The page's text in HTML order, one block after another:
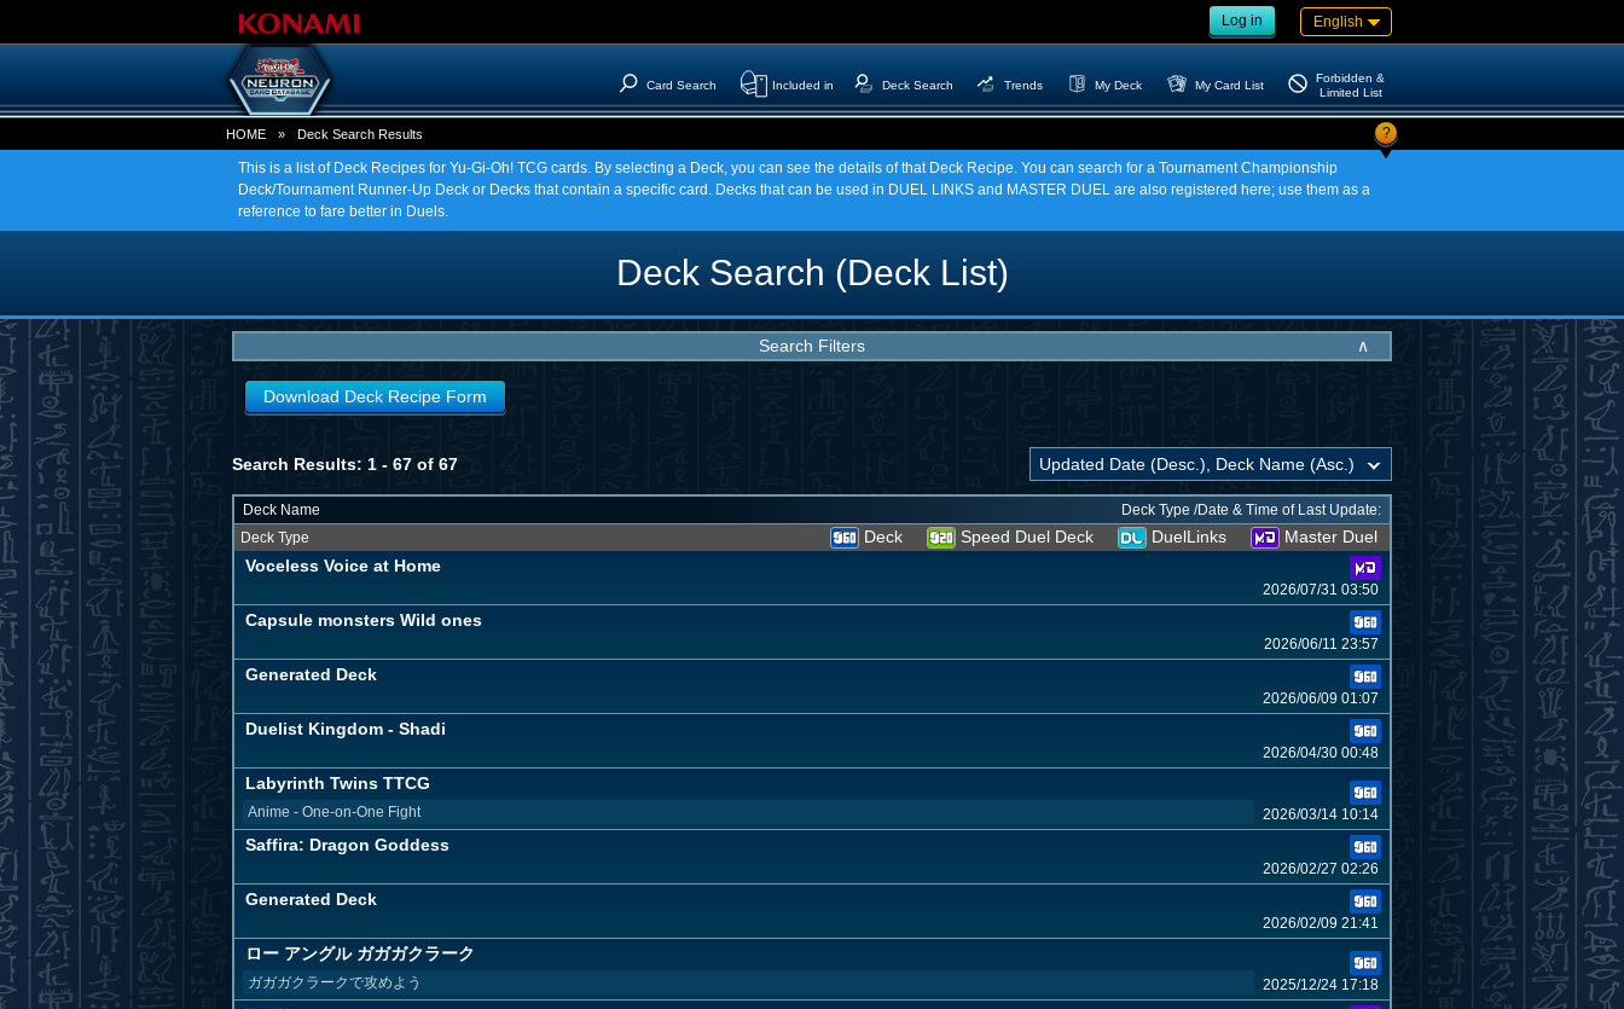
Log in English
Card Search Included in Deck Search Trends My Deck My Card List
Forbidden &
Limited List
HOME » Deck Search Results ?
This is a list of Deck Recipes for Yu-Gi-Oh! TCG cards. By selecting a Deck, you can see the details of that Deck Recipe. You can search for a Tournament Championship
Deck/Tournament Runner-Up Deck or Decks that contain a specific card. Decks that can be used in DUEL LINKS and MASTER DUEL are also registered here; use them as a
reference to fare better in Duels.
Deck Search (Deck List)
Search Filters ∧
Download Deck Recipe Form
Search Results: 1 - 67 of 67
Deck Name
Deck Type /Date & Time of Last Update:
Deck Type
Deck Speed Duel Deck DuelLinks
Master Duel
Voceless Voice at Home
2026/07/31 03:50
Capsule monsters Wild ones
2026/06/11 23:57
Generated Deck
2026/06/09 01:07
Duelist Kingdom - Shadi
2026/04/30 00:48
Labyrinth Twins TTCG
Anime - One-on-One Fight 2026/03/14 10:14
Saffira: Dragon Goddess
2026/02/27 02:26
Generated Deck
2026/02/09 21:41
ロー アングル ガガガクラーク
ガガガクラークで攻めよう 2025/12/24 17:18